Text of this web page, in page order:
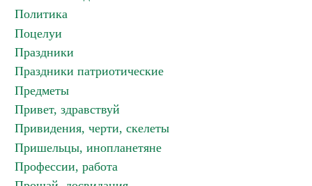
Политика
Поцелуи
Праздники
Праздники патриотические
Предметы
Привет, здравствуй
Привидения, черти, скелеты
Пришельцы, инопланетяне
Профессии, работа